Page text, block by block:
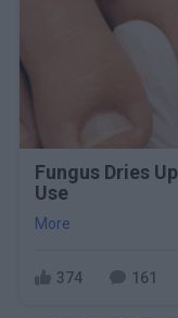
Fungus Dries
Use
More
374 161